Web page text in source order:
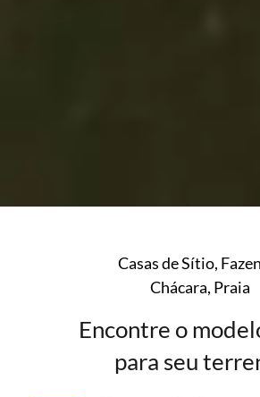
Casas de Sítio,
Chácara, Praia
Encontre o
para seu